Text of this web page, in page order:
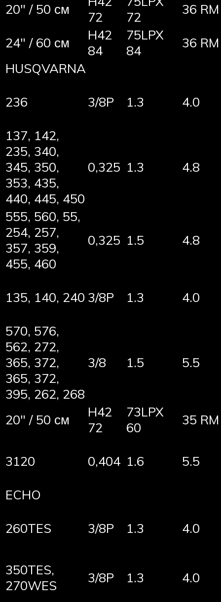
20″ / 50 см
72
72
36
24″ / 60 см
H42
84
75LPX
84
36
HUSQVARNA
236 3/8P 1.3 4.0
137, 142,
235, 340,
345, 350,
353, 435,
440, 445, 450
0,325 1.3 4.8
555, 560, 55,
254, 257,
357, 359,
455, 460
0,325 1.5 4.8
135, 140, 240 3/8P 1.3 4.0
570, 576,
562, 272,
365, 372,
365, 372,
395, 262, 268
3/8 1.5 5.5
20″ / 50 см
H42
72
73LPX
60
35
3120 0,404 1.6 5.5
ECHO
260TES 3/8P 1.3 4.0
350TES,
270WES
3/8P 1.3 4.0